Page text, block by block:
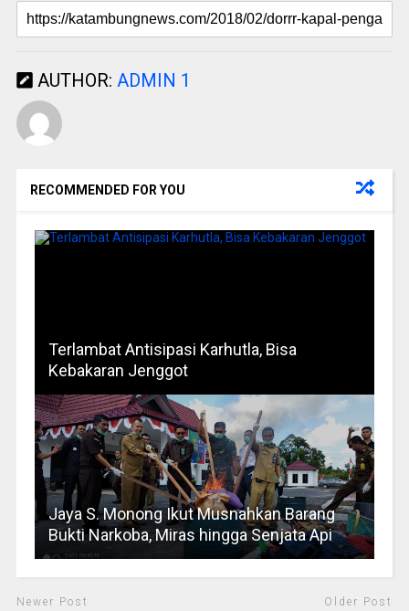
AUTHOR: ADMIN 1
RECOMMENDED FOR YOU
Terlambat Antisipasi Karhutla, Bisa
Kebakaran Jenggot
Jaya S. Monong Ikut Musnahkan Barang
Bukti Narkoba, Miras hingga Senjata Api
Newer Post Older Post